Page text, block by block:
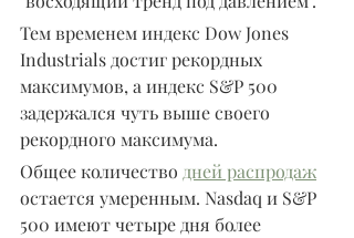
Тем временем индекс Dow Jones
Industrials достиг рекордных
максимумов, а индекс S&P 500
задержался чуть выше своего
рекордного максимума.
Общее количество дней распродаж
остается умеренным. Nasdaq и S&P
500 имеют четыре дня более